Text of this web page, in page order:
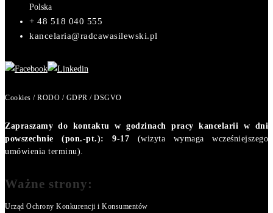
Polska
+ 48 518 040 555
kancelaria@radcawasilewski.pl
Cookies / RODO / GDPR / DSGVO
Zapraszamy do kontaktu w godzinach pracy kancelarii w dni
powszechnie (pon.-pt.): 9-17 (wizyta wymaga wcześniejszego
umówienia terminu).
Ważne strony:
Urząd Ochrony Konkurencji i Konsumentów